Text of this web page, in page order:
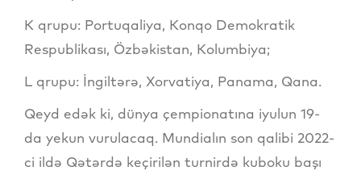
K qrupu: Portuqaliya, Konqo Demokratik
Respublikası, Özbəkistan, Kolumbiya;
L qrupu: İngiltərə, Xorvatiya, Panama, Qana.
Qeyd edək ki, dünya çempionatına iyulun 19-
da yekun vurulacaq. Mundialın son qalibi 2022-
ci ildə Qətərdə keçirilən turnirdə kuboku başı